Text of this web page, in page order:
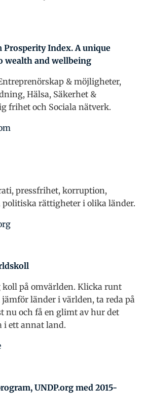
Prosperity Index. A unique
wealth and wellbeing
& möjligheter,
Hälsa, Säkerhet &
frihet och Sociala nätverk.
pressfrihet, korruption,
rättigheter i olika länder.
på omvärlden. Klicka runt
länder i världen, ta reda på
nu och få en glimt av hur det
i ett annat land.
UNDP.org med 2015-